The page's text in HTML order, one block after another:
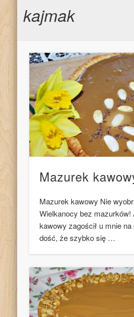
kajmak
Mazurek
Mazurek kawowy Nie
Wielkanocy bez mazurków!
kawowy zagościł u mnie na
dość, że szybko się …